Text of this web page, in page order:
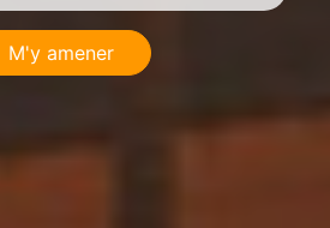
M'y amener